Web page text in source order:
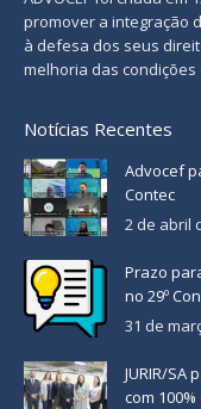
promover a integração
à defesa dos seus
melhoria das
Notícias Recentes
Advocef
Contec
2 de abril
Prazo
no 29º
31 de
JURIR/SA
com